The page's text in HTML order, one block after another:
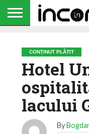
CONȚINUT PLĂTIT
Hotel
lacului
By